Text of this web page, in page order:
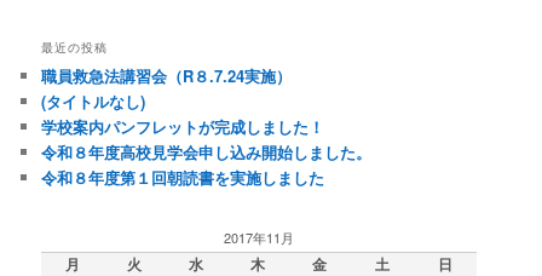
最近の投稿
職員救急法講習会（R８.7.24実施）
(タイトルなし)
学校案内パンフレットが完成しました！
令和８年度高校見学会申し込み開始しました。
令和８年度第１回朝読書を実施しました
2017年11月
月 火 水 木 金 土 日